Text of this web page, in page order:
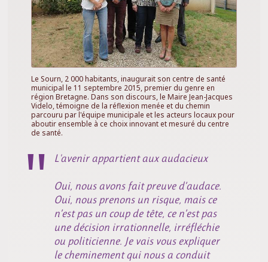
Le Sourn, 2 000 habitants, inaugurait son centre de santé
municipal le 11 septembre 2015, premier du genre en
région Bretagne. Dans son discours, le Maire Jean-Jacques
Videlo, témoigne de la réflexion menée et du chemin
parcouru par l'équipe municipale et les acteurs locaux pour
aboutir ensemble à ce choix innovant et mesuré du centre
de santé.
L'avenir appartient aux audacieux
Oui, nous avons fait preuve d’audace.
Oui, nous prenons un risque, mais ce
n’est pas un coup de tête, ce n’est pas
une décision irrationnelle, irréfléchie
ou politicienne. Je vais vous expliquer
le cheminement qui nous a conduit